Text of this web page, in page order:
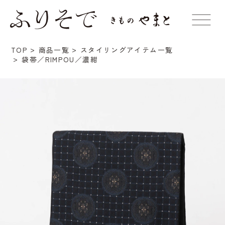
TOP 商品一覧
スタイリングアイテム一覧
袋帯／RIMPOU／濃紺